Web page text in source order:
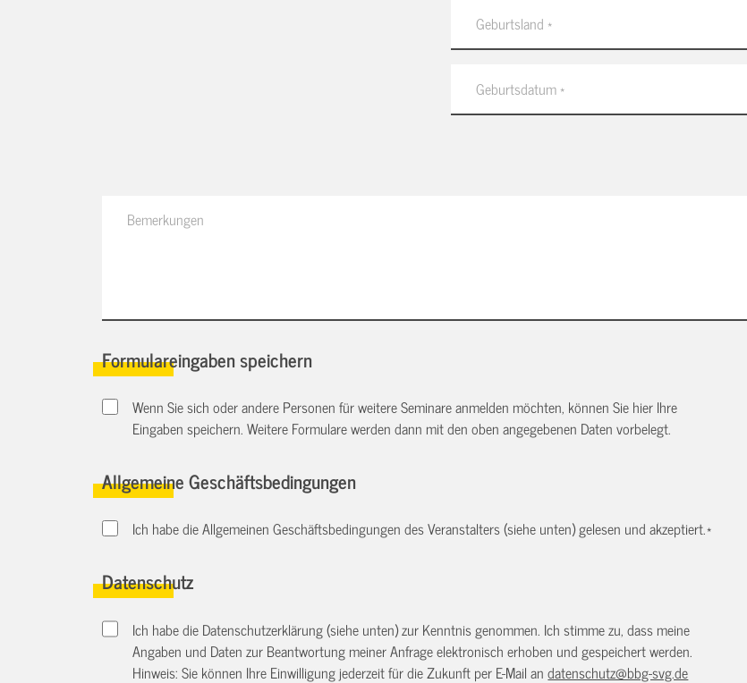
Formulareingaben speichern
Wenn Sie sich oder andere Personen für weitere Seminare anmelden möchten, können Sie hier Ihre
Eingaben speichern. Weitere Formulare werden dann mit den oben angegebenen Daten vorbelegt.
Allgemeine Geschäftsbedingungen
Ich habe die Allgemeinen Geschäftsbedingungen des Veranstalters (siehe unten) gelesen und akzeptiert.*
Datenschutz
Ich habe die Datenschutzerklärung (siehe unten) zur Kenntnis genommen. Ich stimme zu, dass meine
Angaben und Daten zur Beantwortung meiner Anfrage elektronisch erhoben und gespeichert werden.
Hinweis: Sie können Ihre Einwilligung jederzeit für die Zukunft per E-Mail andatenschutz@bbg-svg.de